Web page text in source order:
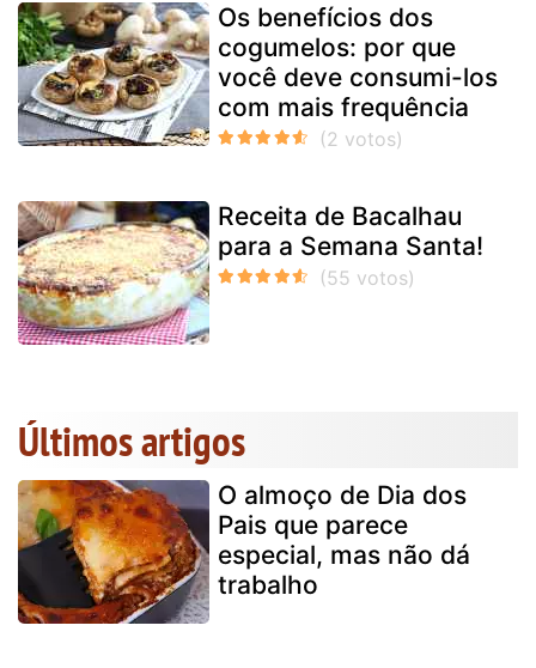
Os benefícios dos
cogumelos: por que
você deve consumi-los
com mais frequência
Receita de Bacalhau
para a Semana Santa!
Últimos artigos
O almoço de Dia dos
Pais que parece
especial, mas não dá
trabalho